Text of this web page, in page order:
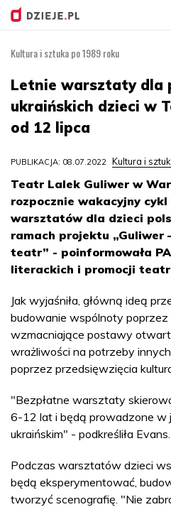
Kultura i sztuka po 1989 roku
Letnie warsztaty dla
ukraińskich dzieci w
od 12 lipca
PUBLIKACJA: 08.07.2022 Kultura i
Teatr Lalek Guliwer w
rozpocznie wakacyjny cykl
warsztatów dla dzieci
ramach projektu „Guliwer
teatr” - poinformowała
literackich i promocji
Jak wyjaśniła, główną ideą
budowanie wspólnoty
wzmacniające postawy
wrażliwości na potrzeby
poprzez przedsięwzięcia
"Bezpłatne warsztaty
6-12 lat i będą prowadzone w
ukraińskim" - podkreśliła Evans.
Podczas warsztatów dzieci
będą eksperymentować,
tworzyć scenografię. "Nie